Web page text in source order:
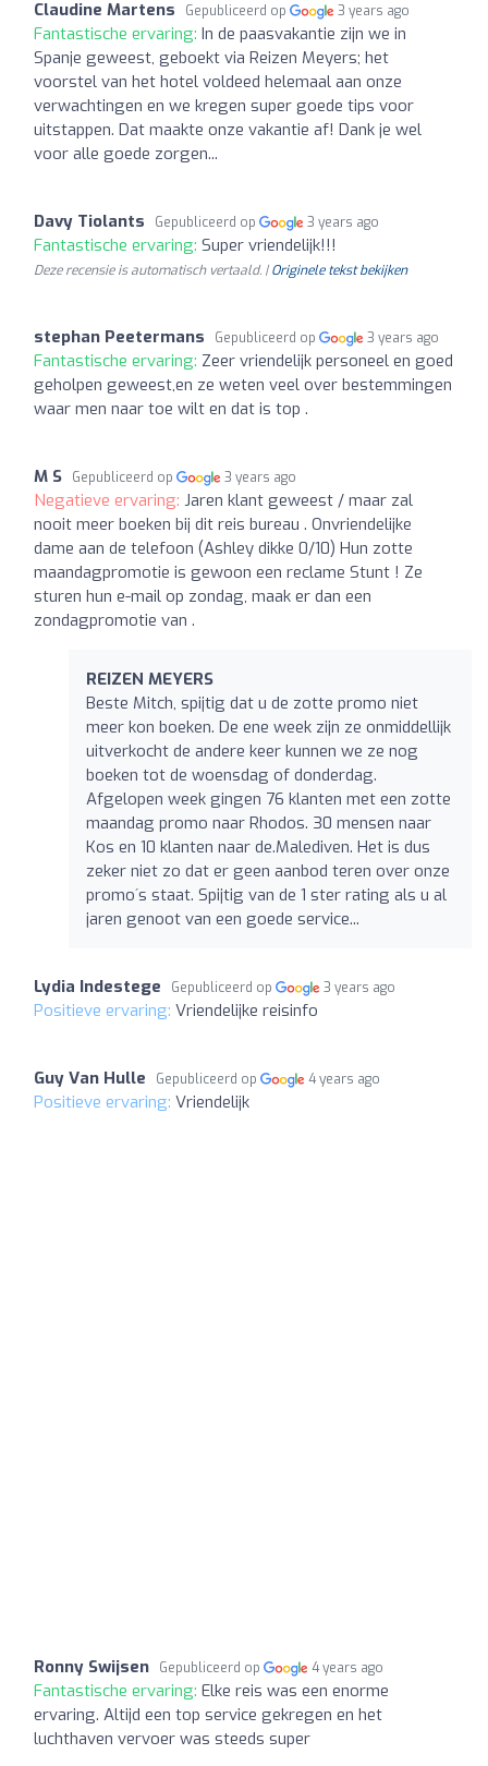
Claudine Martens Gepubliceerd op 3 years ago
Fantastische ervaring: In de paasvakantie zijn we in
Spanje geweest, geboekt via Reizen Meyers; het
voorstel van het hotel voldeed helemaal aan onze
verwachtingen en we kregen super goede tips voor
uitstappen. Dat maakte onze vakantie af! Dank je wel
voor alle goede zorgen...
Davy Tiolants Gepubliceerd op 3 years ago
Fantastische ervaring: Super vriendelijk!!!
Deze recensie is automatisch vertaald. |Originele tekst bekijken
stephan Peetermans Gepubliceerd op 3 years ago
Fantastische ervaring: Zeer vriendelijk personeel en goed
geholpen geweest,en ze weten veel over bestemmingen
waar men naar toe wilt en dat is top .
M S Gepubliceerd op 3 years ago
Negatieve ervaring: Jaren klant geweest / maar zal
nooit meer boeken bij dit reis bureau . Onvriendelijke
dame aan de telefoon (Ashley dikke 0/10) Hun zotte
maandagpromotie is gewoon een reclame Stunt ! Ze
sturen hun e-mail op zondag, maak er dan een
zondagpromotie van .
REIZEN MEYERS
Beste Mitch, spijtig dat u de zotte promo niet
meer kon boeken. De ene week zijn ze onmiddellijk
uitverkocht de andere keer kunnen we ze nog
boeken tot de woensdag of donderdag.
Afgelopen week gingen 76 klanten met een zotte
maandag promo naar Rhodos. 30 mensen naar
Kos en 10 klanten naar de.Malediven. Het is dus
zeker niet zo dat er geen aanbod teren over onze
promo´s staat. Spijtig van de 1 ster rating als u al
jaren genoot van een goede service...
Lydia Indestege Gepubliceerd op 3 years ago
Positieve ervaring: Vriendelijke reisinfo
Guy Van Hulle Gepubliceerd op 4 years ago
Positieve ervaring: Vriendelijk
Ronny Swijsen Gepubliceerd op 4 years ago
Fantastische ervaring: Elke reis was een enorme
ervaring. Altijd een top service gekregen en het
luchthaven vervoer was steeds super